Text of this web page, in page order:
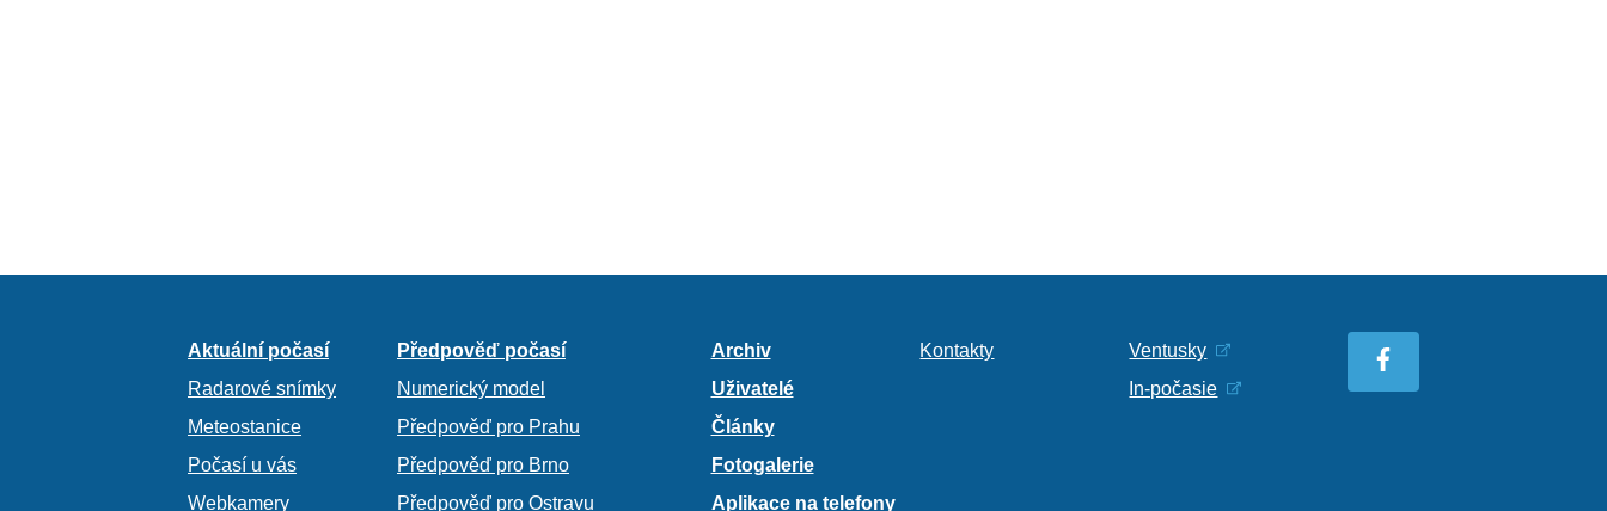
Aktuální počasí
Radarové snímky
Meteostanice
Počasí u vás
Webkamery
Předpověď počasí
Numerický model
Předpověď pro Prahu
Předpověď pro Brno
Předpověď pro Ostravu
Archiv
Uživatelé
Články
Fotogalerie
Aplikace na telefony
Kontakty
Ventusky
In-počasie